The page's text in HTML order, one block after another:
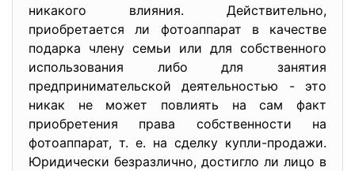
никакого влияния. Действительно,
приобретается ли фотоаппарат в качестве
подарка члену семьи или для собственного
использования либо для занятия
предпринимательской деятельностью - это
никак не может повлиять на сам факт
приобретения права собственности на
фотоаппарат, т. е. на сделку купли-продажи.
Юридически безразлично, достигло ли лицо в